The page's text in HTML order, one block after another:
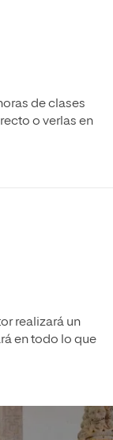
de clases
o verlas en
realizará un
en todo lo que